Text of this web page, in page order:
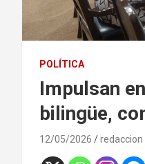
POLÍTICA
Impulsan
bilingüe,
12/05/2026 redaccion